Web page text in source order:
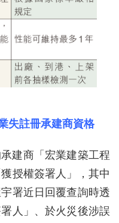
失註冊承建商資格
建商「宏業建築工程
授權簽署人」，其中
署近日回覆查詢時透
人」、於火災後涉誤